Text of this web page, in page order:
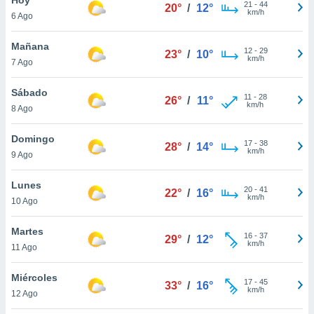
en
más
nuestra
de
cookies
aceptar
6 Ago
20° / 12° 21 - 44
km/h
Mañana
7 Ago
23° / 10° 12- 29
km/h
Sábado
8 Ago
26° / 11° 11 - 28
km/h
Domingo
9 Ago
28° / 14° 17- 38
km/h
Lunes
10 Ago
22° / 16° 20- 41
km/h
Martes
11 Ago
29° / 12° 16- 37
km/h
Miércoles
12 Ago
33° / 16° 17- 45
km/h